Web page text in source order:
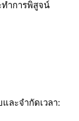
ทำการพิสูจน์
ละจำกัดเวลา: